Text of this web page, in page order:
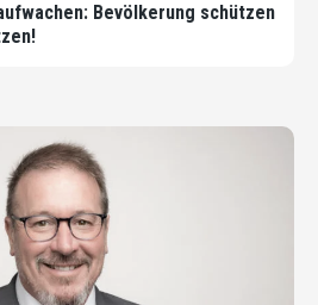
Bevölkerung schützen